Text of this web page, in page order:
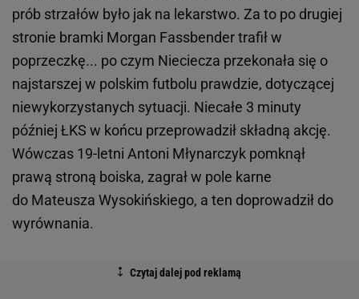
prób strzałów było jak na lekarstwo. Za to po drugiej
stronie bramki Morgan Fassbender trafił w
poprzeczkę... po czym Nieciecza przekonała się o
najstarszej w polskim futbolu prawdzie, dotyczącej
niewykorzystanych sytuacji. Niecałe 3 minuty
później ŁKS w końcu przeprowadził składną akcję.
Wówczas 19-letni Antoni Młynarczyk pomknął
prawą stroną boiska, zagrał w pole karne
do Mateusza Wysokińskiego, a ten doprowadził do
wyrównania.